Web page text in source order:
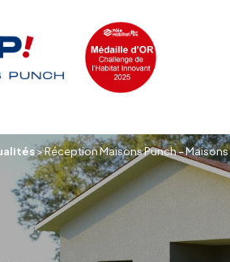
>Réception Maisons Punch – Maisons